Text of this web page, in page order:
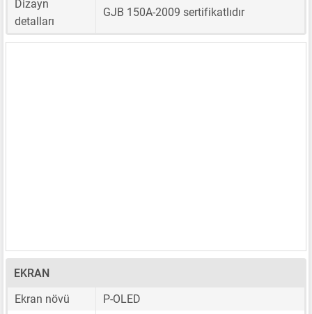
Dizayn
detalları
GJB 150A-2009 sertifikatlıdır
EKRAN
Ekran növü
P-OLED